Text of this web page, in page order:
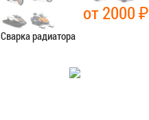
от 2000₽
Сварка радиатора
Сварочные работы